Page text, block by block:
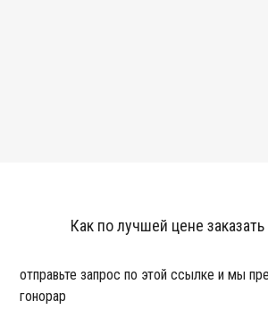
Как по лучшей цене
отправьте запрос по этой ссылке и мы
гонорар